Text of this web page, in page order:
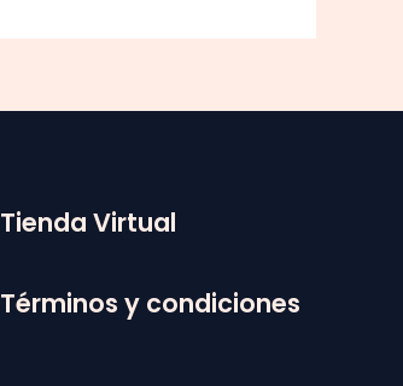
Tienda Virtual
Términos y condiciones